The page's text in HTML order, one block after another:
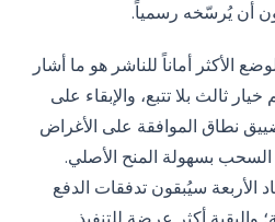
الأكثر أماناً للناشر هو ما أشار
ثالث بلا تتبع، والإبقاء على
نطاق الموافقة على الأغراض
بسهولة المنح الأصلي.
الأربعة سيُبقون تدفقات الدفع